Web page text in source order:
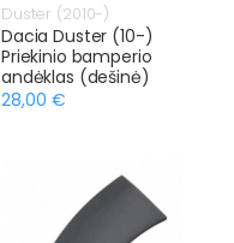
Duster (2010-)
Dacia Duster (10-)
Priekinio bamperio
andėklas (dešinė)
28,00 €